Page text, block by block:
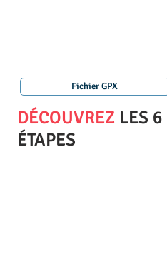
Fichier GPX
DÉCOUVREZ LES 6
ÉTAPES